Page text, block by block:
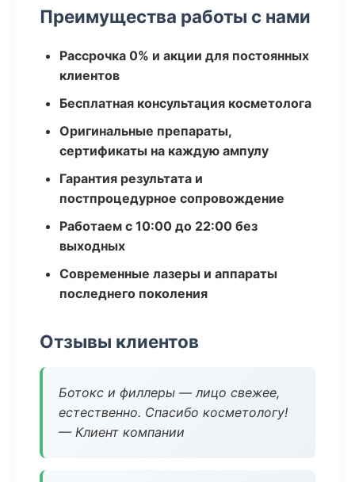
Преимущества работы с нами
Рассрочка 0% и акции для постоянных
клиентов
Бесплатная консультация косметолога
Оригинальные препараты,
сертификаты на каждую ампулу
Гарантия результата и
постпроцедурное сопровождение
Работаем с 10:00 до 22:00 без
выходных
Современные лазеры и аппараты
последнего поколения
Отзывы клиентов
Ботокс и филлеры — лицо свежее,
естественно. Спасибо косметологу!
— Клиент компании